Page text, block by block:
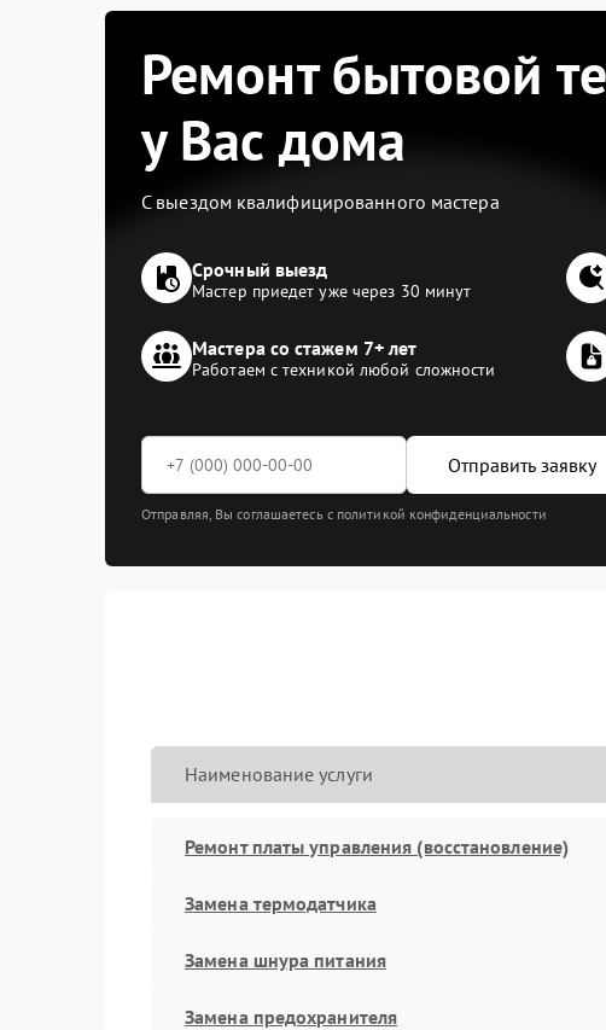
Ремонт бытовой
у Вас дома
С выездом квалифицированного мастера
Срочный выезд
Мастер приедет уже через 30 минут
Мастера со стажем 7+ лет
Работаем с техникой любой сложности
Отправить заявку
Отправляя, Вы соглашаетесь с политикой конфиденциальности
Наименование услуги
Ремонт платы управления (восстановление)
Замена термодатчика
Замена шнура питания
Замена предохранителя